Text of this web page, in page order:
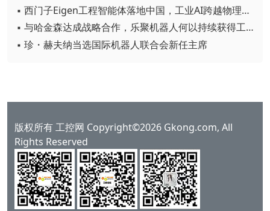
▪ 西门子Eigen工程智能体落地中国，工业AI跨越物理世界“确定性”拐点
▪ 与哈金森达成战略合作，乐聚机器人何以持续获得工业巨头青睐？
▪ 珍・赫夫纳当选国际机器人联合会新任主席
版权所有 工控网 Copyright©2026 Gkong.com, All
Rights Reserved